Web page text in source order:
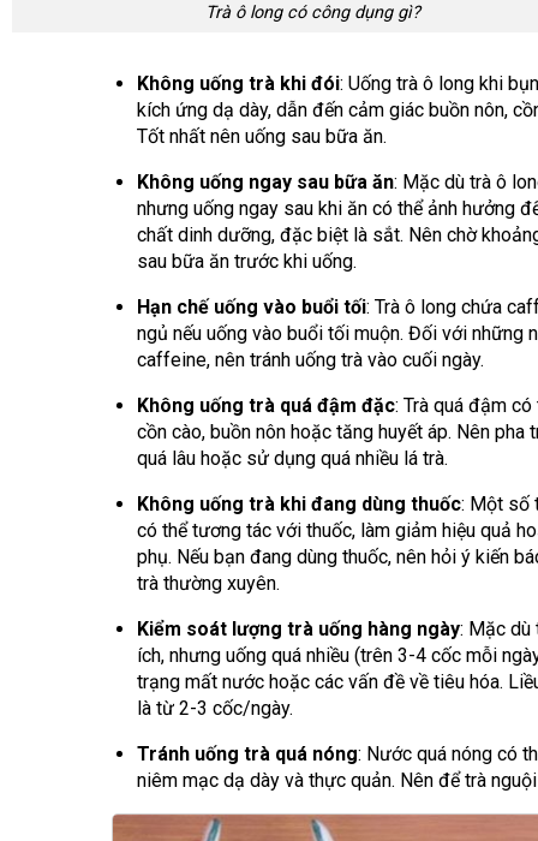
Trà ô long có công dụng gì?
Không uống trà khi đói: Uống trà ô long khi
kích ứng dạ dày, dẫn đến cảm giác buồn nôn,
Tốt nhất nên uống sau bữa ăn.
Không uống ngay sau bữa ăn: Mặc dù trà ô
nhưng uống ngay sau khi ăn có thể ảnh hưởng
chất dinh dưỡng, đặc biệt là sắt. Nên chờ
sau bữa ăn trước khi uống.
Hạn chế uống vào buổi tối: Trà ô long chứa
ngủ nếu uống vào buổi tối muộn. Đối với những
caffeine, nên tránh uống trà vào cuối ngày.
Không uống trà quá đậm đặc: Trà quá đậm
cồn cào, buồn nôn hoặc tăng huyết áp. Nên pha
quá lâu hoặc sử dụng quá nhiều lá trà.
Không uống trà khi đang dùng thuốc: Một số
có thể tương tác với thuốc, làm giảm hiệu quả
phụ. Nếu bạn đang dùng thuốc, nên hỏi ý kiến
trà thường xuyên.
Kiểm soát lượng trà uống hàng ngày: Mặc dù
ích, nhưng uống quá nhiều (trên 3-4 cốc mỗi
trạng mất nước hoặc các vấn đề về tiêu hóa.
là từ 2-3 cốc/ngày.
Tránh uống trà quá nóng: Nước quá nóng có
niêm mạc dạ dày và thực quản. Nên để trà